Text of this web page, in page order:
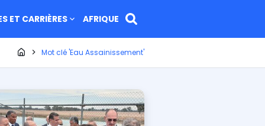
ET CARRIÈRES AFRIQUE
Page d'accueil
Mot clé 'Eau Assainissement'